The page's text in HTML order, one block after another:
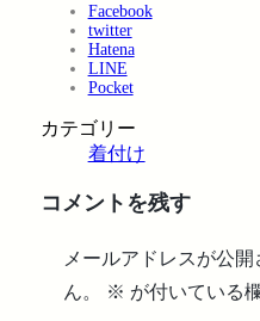
Facebook
twitter
Hatena
LINE
Pocket
カテゴリー
着付け
コメントを残す
メールアドレスが公
ん。
※ が付いている